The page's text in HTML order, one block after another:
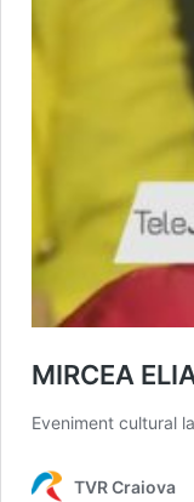
MIRCEA
Eveniment cultural
TVR Craiova